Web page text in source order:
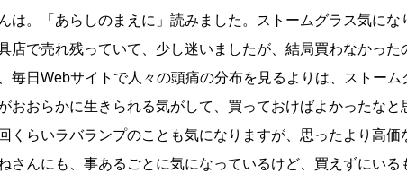
は。「あらしのまえに」読みました。ストームグラス気にな
店で売れ残っていて、少し迷いましたが、結局買わなかった
毎日Webサイトで人々の頭痛の分布を見るよりは、ストーム
おおらかに生きられる気がして、買っておけばよかったなと
くらいラバランプのことも気になりますが、思ったより高価
さんにも、事あるごとに気になっているけど、買えずにいる